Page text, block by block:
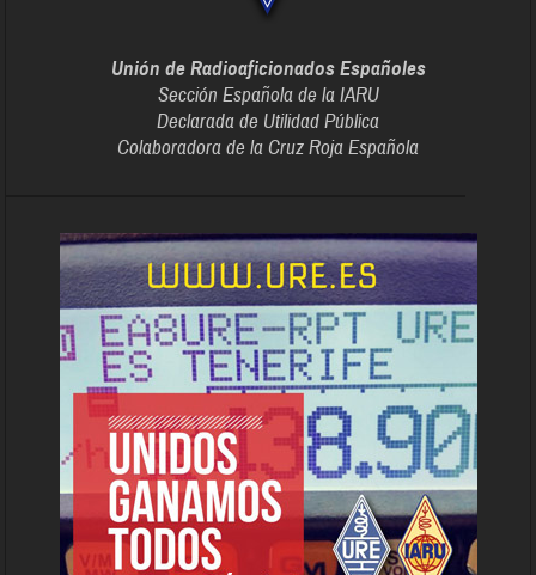
Unión de Radioaficionados Españoles
Sección Española de la IARU
Declarada de Utilidad Pública
Colaboradora de la Cruz Roja Española